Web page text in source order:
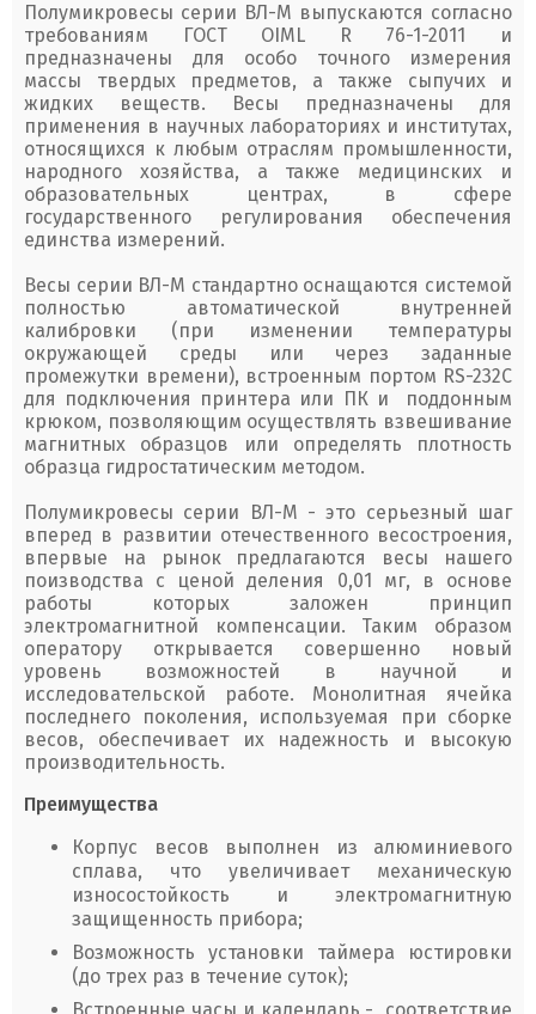
Полумикровесы серии ВЛ-М выпускаются согласно
требованиям ГОСТ OIML R 76-1-2011 и
предназначены для особо точного измерения
массы твердых предметов, а также сыпучих и
жидких веществ. Весы предназначены для
применения в научных лабораториях и институтах,
относящихся к любым отраслям промышленности,
народного хозяйства, а также медицинских и
образовательных центрах, в сфере
государственного регулирования обеспечения
единства измерений.
Весы серии ВЛ-М стандартно оснащаются системой
полностью автоматической внутренней
калибровки (при изменении температуры
окружающей среды или через заданные
промежутки времени), встроенным портом RS-232C
для подключения принтера или ПК и поддонным
крюком, позволяющим осуществлять взвешивание
магнитных образцов или определять плотность
образца гидростатическим методом.
Полумикровесы серии ВЛ-М - это серьезный шаг
вперед в развитии отечественного весостроения,
впервые на рынок предлагаются весы нашего
поизводства с ценой деления 0,01 мг, в основе
работы которых заложен принцип
электромагнитной компенсации. Таким образом
оператору открывается совершенно новый
уровень возможностей в научной и
исследовательской работе. Монолитная ячейка
последнего поколения, используемая при сборке
весов, обеспечивает их надежность и высокую
производительность.
Преимущества
Корпус весов выполнен из алюминиевого
сплава, что увеличивает механическую
износостойкость и электромагнитную
защищенность прибора;
Возможность установки таймера юстировки
(до трех раз в течение суток);